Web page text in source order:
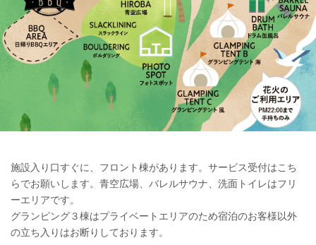
施設入り口すぐに、フロント棟があります。サービス受付はこち
らでお願いします。青空広場、バレルサウナ、洗面トイレはフリ
ーエリアです。
グランピング３棟はプライベートエリアのため宿泊のお客様以外
の立ち入りはお断りしております。